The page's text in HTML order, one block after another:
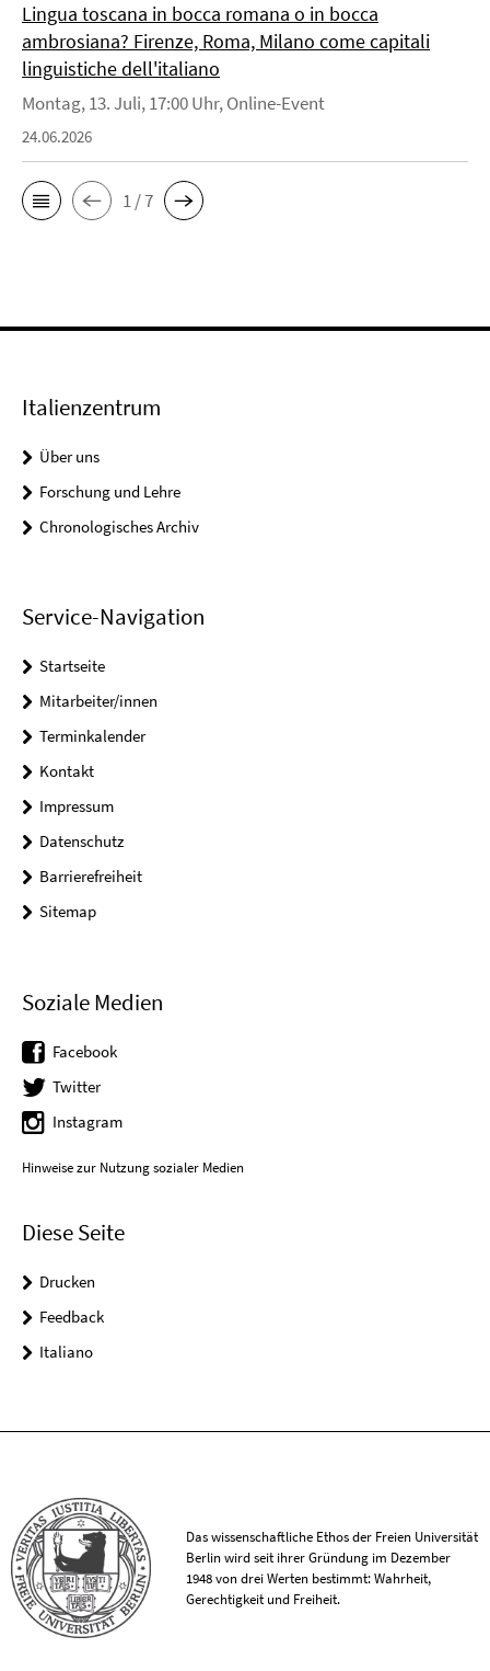
Lingua toscana in bocca romana o in bocca
ambrosiana? Firenze, Roma, Milano come capitali
linguistiche dell'italiano
Montag, 13. Juli, 17:00 Uhr, Online-Event
24.06.2026
1 / 7
Italienzentrum
Über uns
Forschung und Lehre
Chronologisches Archiv
Service-Navigation
Startseite
Mitarbeiter/innen
Terminkalender
Kontakt
Impressum
Datenschutz
Barrierefreiheit
Sitemap
Soziale Medien
Facebook
Twitter
Instagram
Hinweise zur Nutzung sozialer Medien
Diese Seite
Drucken
Feedback
Italiano
Das wissenschaftliche Ethos der Freien Universität
Berlin wird seit ihrer Gründung im Dezember
1948 von drei Werten bestimmt: Wahrheit,
Gerechtigkeit und Freiheit.